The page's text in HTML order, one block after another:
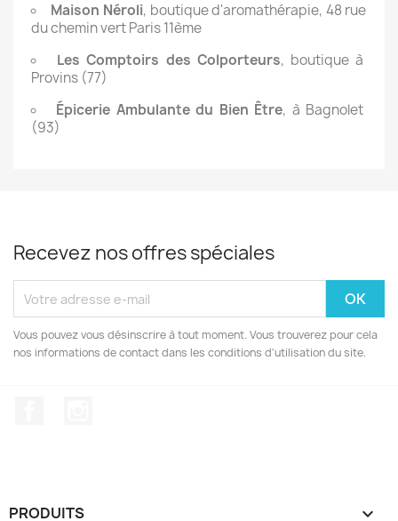
Maison Néroli, boutique d'aromathérapie, 48 rue
du chemin vert Paris 11ème
Les Comptoirs des Colporteurs, boutique à
Provins (77)
Épicerie Ambulante du Bien Être, à Bagnolet
(93)
Recevez nos offres spéciales
Vous pouvez vous désinscrire à tout moment. Vous trouverez pour cela
nos informations de contact dans les conditions d'utilisation du site.
PRODUITS 